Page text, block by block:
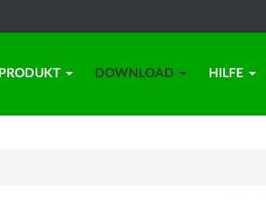
PRODUKT DOWNLOAD HILFE